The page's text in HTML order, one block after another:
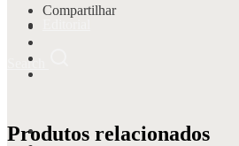
Search
Compartilhar
Produtos relacionados